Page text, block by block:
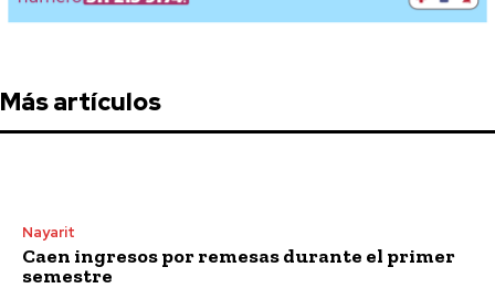
Más artículos
Nayarit
Caen ingresos por remesas durante el primer
semestre